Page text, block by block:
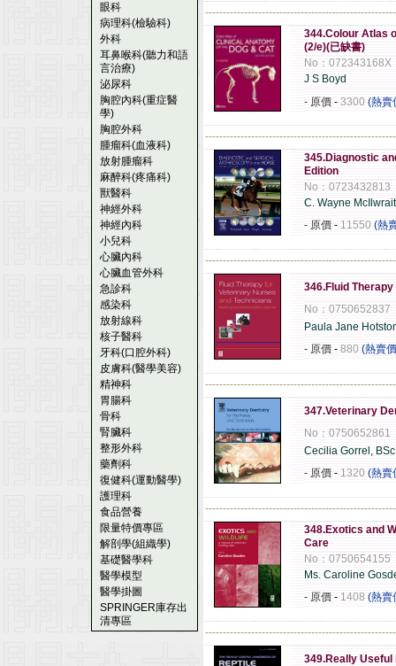
眼科
病理科(檢驗科)
外科
耳鼻喉科(聽力和語
言治療)
泌尿科
胸腔內科(重症醫
學)
胸腔外科
腫瘤科(血液科)
放射腫瘤科
麻醉科(疼痛科)
獸醫科
神經外科
神經內科
小兒科
心臟內科
心臟血管外科
急診科
感染科
放射線科
核子醫科
牙科(口腔外科)
皮膚科(醫學美容)
精神科
胃腸科
骨科
腎臟科
整形外科
藥劑科
復健科(運動醫學)
護理科
食品營養
限量特價專區
解剖學(組織學)
基礎醫學科
醫學模型
醫學掛圖
SPRINGER庫存出
清專區
344.Colour Atlas
(2/e)(已缺書)
No：072343168X
J S Boyd
- 原價 - 3300 (熱賣
345.Diagnostic
Edition
No：0723432813
C. Wayne
- 原價 - 11550 (熱
346.Fluid
No：0750652837
Paula Jane
- 原價 - 880 (熱賣
347.Veterinary
No：0750652861
Cecilia Gorrel,
- 原價 - 1320 (熱賣
348.Exotics and
Care
No：0750654155
Ms. Caroline
- 原價 - 1408 (熱賣
349.Really